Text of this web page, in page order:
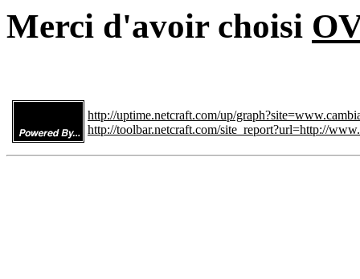
Merci d'avoir choisi
http://uptime.netcraft.com/up/
http://toolbar.netcraft.com/site_report?url=http://